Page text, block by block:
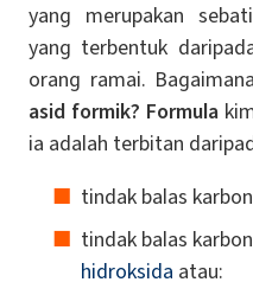
yang merupakan
yang terbentuk
orang ramai.
asid formik? Formula
ia adalah terbitan
tindak balas
tindak balas
hidroksida atau: